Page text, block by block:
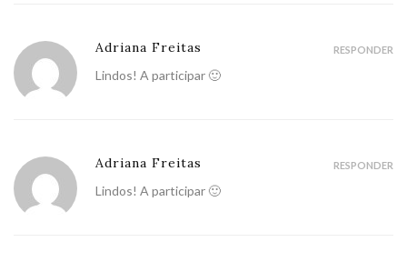
Adriana Freitas
Lindos! A participar 🙂
RESPONDER
Adriana Freitas
Lindos! A participar 🙂
RESPONDER